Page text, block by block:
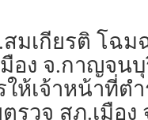
เกียรติ โฉม
อง จ.กาญจน
ให้เจ้าหน้าที่
วจ สภ.เมือง